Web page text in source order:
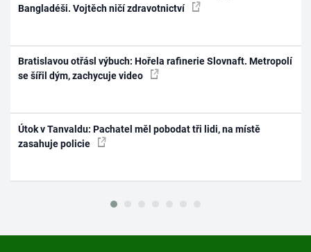
Bangladéši. Vojtěch ničí zdravotnictví
Bratislavou otřásl výbuch: Hořela rafinerie Slovnaft. Metropolí
se šířil dým, zachycuje video
Útok v Tanvaldu: Pachatel měl pobodat tři lidi, na místě
zasahuje policie